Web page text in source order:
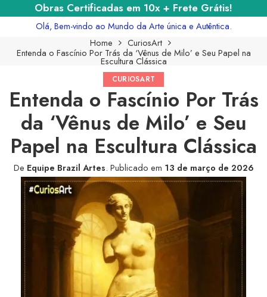
Obras Certificadas em 10x + Frete Grátis!
Olá, Bem-vindo ao Mundo da Arte única e Autêntica.
Home
CuriosArt
Entenda o Fascínio Por Trás da ‘Vênus de Milo’ e Seu Papel na
Escultura Clássica
CURIOSART
Entenda o Fascínio Por Trás
da ‘Vênus de Milo’ e Seu
Papel na Escultura Clássica
De Equipe Brazil Artes. Publicado em 13 de março de 2026